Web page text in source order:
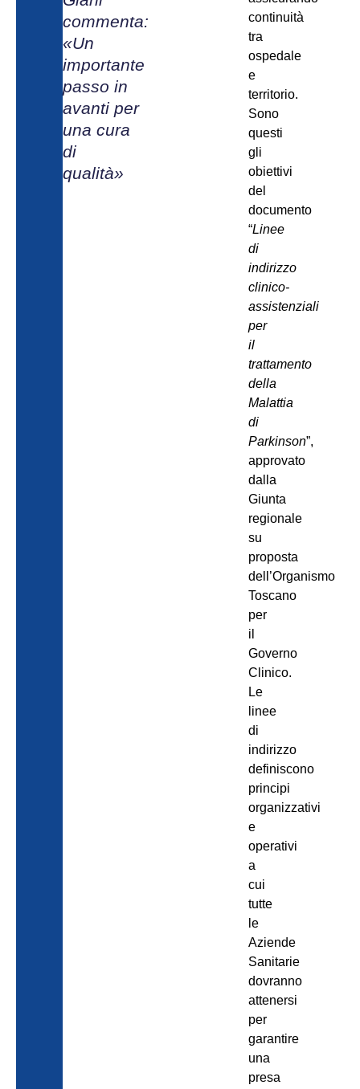
commenta:
«Un
importante
passo in
avanti per
una cura
di
qualità»
continuità
tra
ospedale
e
territorio.
Sono
questi
gli
obiettivi
del
documento
“Linee
di
indirizzo
clinico-
assistenziali
per
il
trattamento
della
Malattia
di
Parkinson”,
approvato
dalla
Giunta
regionale
su
proposta
dell’Organismo
Toscano
per
il
Governo
Clinico.
Le
linee
di
indirizzo
definiscono
principi
organizzativi
e
operativi
a
cui
tutte
le
Aziende
Sanitarie
dovranno
attenersi
per
garantire
una
presa